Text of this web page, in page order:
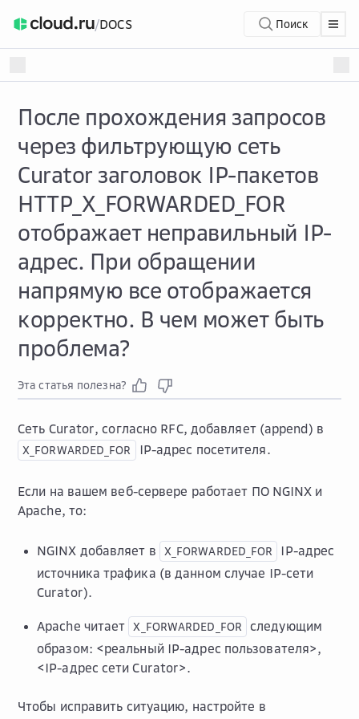
/DOCS Поиск
После прохождения запросов
через фильтрующую сеть
Curator заголовок IP-пакетов
HTTP_X_FORWARDED_FOR
отображает неправильный IP-
адрес. При обращении
напрямую все отображается
корректно. В чем может быть
проблема?
Эта статья полезна?
Сеть Curator, согласно RFC, добавляет (append) в
X_FORWARDED_FOR IP-адрес посетителя.
Если на вашем веб-сервере работает ПО NGINX и
Apache, то:
NGINX добавляет в X_FORWARDED_FOR
IP-адрес
источника трафика (в данном случае IP-сети
Curator).
Apache читает X_FORWARDED_FOR
следующим
образом: <реальный IP-адрес пользователя>,
<IP-адрес сети Curator>.
Чтобы исправить ситуацию, настройте в